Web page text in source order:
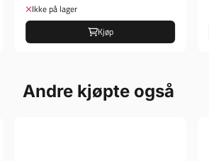
Ikke på lager
Kjøp
Andre kjøpte også